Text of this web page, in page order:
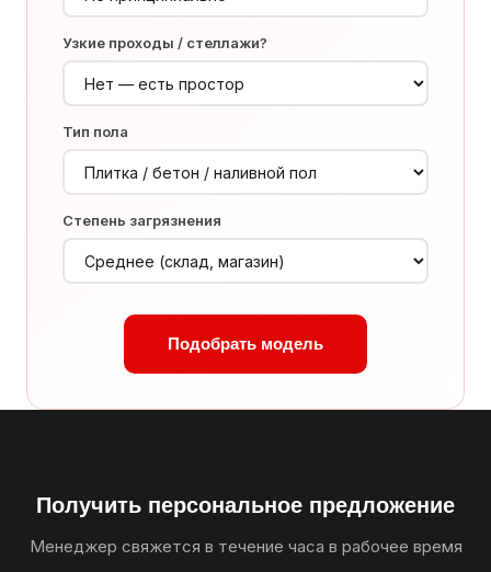
Узкие проходы / стеллажи?
Тип пола
Степень загрязнения
Подобрать модель
Получить персональное предложение
Менеджер свяжется в течение часа в рабочее время